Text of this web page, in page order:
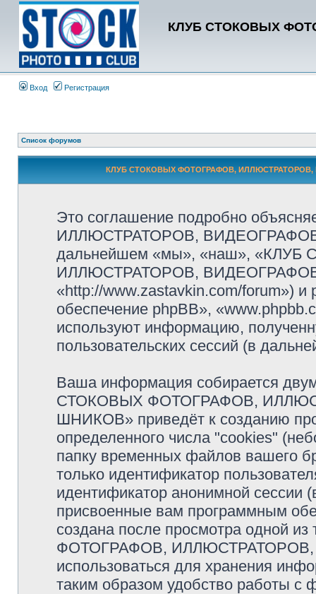
КЛУБ СТОКОВЫХ
Вход Регистрация
Список форумов
КЛУБ СТОКОВЫХ ФОТОГРАФОВ, ИЛЛЮСТРАТОРОВ,
Это соглашение подробно
ИЛЛЮСТРАТОРОВ, ВИДЕОГРАФОВ
дальнейшем «мы», «наш»,
ИЛЛЮСТРАТОРОВ,
«http://www.zastavkin.com/forum»)
обеспечение phpBB»,
используют информацию,
пользовательских сессий (в
Ваша информация собирается
СТОКОВЫХ ФОТОГРАФОВ,
ШНИКОВ» приведёт к созданию
определенного числа "cookies"
папку временных файлов вашего
только идентификатор
идентификатор анонимной сессии
присвоенные вам программным
создана после просмотра одной
ФОТОГРАФОВ, ИЛЛЮСТРАТОРОВ,
использоваться для хранения
таким образом удобство работы с